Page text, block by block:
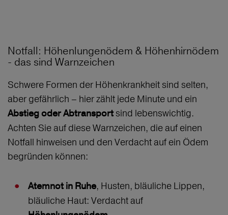
Notfall: Höhenlungenödem & Höhenhirnödem
- das sind Warnzeichen
Schwere Formen der Höhenkrankheit sind selten,
aber gefährlich – hier zählt jede Minute und ein
Abstieg oder Abtransport sind lebenswichtig.
Achten Sie auf diese Warnzeichen, die auf einen
Notfall hinweisen und den Verdacht auf ein Ödem
begründen können:
Atemnot in Ruhe, Husten, bläuliche Lippen,
bläuliche Haut: Verdacht auf